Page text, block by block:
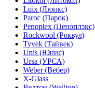
Luix (Люикс)
Paroc (Парок)
Penoplex (Пеноплэкс)
Rockwool (Роквул)
Tyvek (Тайвек)
Unis (Юнис)
Ursa (УРСА)
Weber (Вебер)
X-Glass